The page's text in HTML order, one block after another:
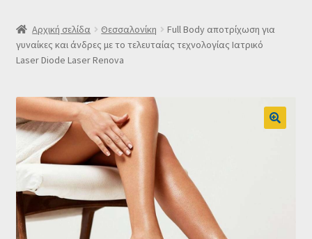
SLIDER
Subscription Settings
Δελτίο νέων
Επιβεβαίωση εγγραφής στο Newsletter του Dealistas.gr
Επικοινωνία
Καλάθι
Αρχική σελίδα Θεσσαλονίκη
Full Body αποτρίχωση για
γυναίκες και άνδρες με το τελευταίας τεχνολογίας Ιατρικό
Laser Diode Laser Renova